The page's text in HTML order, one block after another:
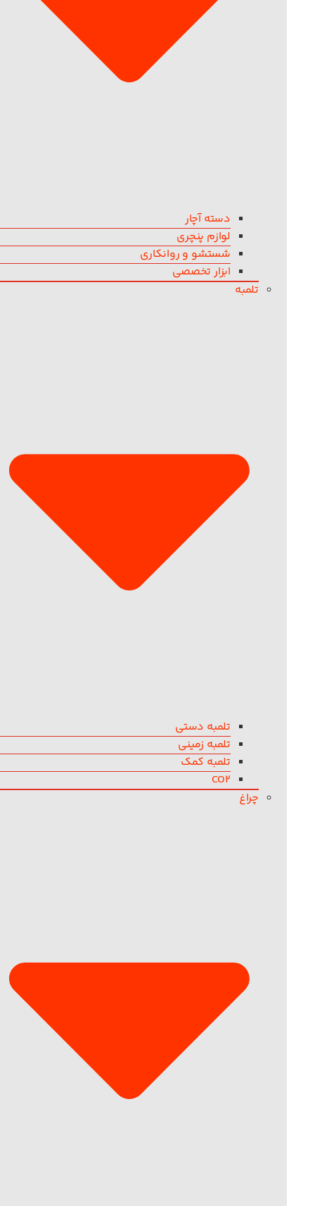
دسته آچار
لوازم پنچری
شستشو و روانکاری
ابزار تخصصی
تلمبه
تلمبه دستی
تلمبه زمینی
تلمبه کمک
CO2
چراغ